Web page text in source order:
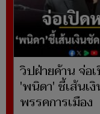
วิปฝ่ายค้าน จ่อ
'พนิดา' ชี้เส้นเ
พรรคการเมือง